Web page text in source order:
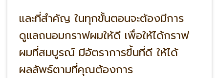
และที่สำคัญ ในทุกขั้นตอนจะต้องมีการ
ดูแลถนอมกราฟผมให้ดี เพื่อให้ได้กราฟ
ผมที่สมบูรณ์ มีอัตราการขึ้นที่ดี ให้ได้
ผลลัพธ์ตามที่คุณต้องการ